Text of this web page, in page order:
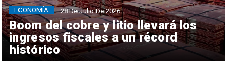
Boom del cobre y litio llevará los
ingresos fiscales a un récord
histórico
ECONOMÍA 28 De Julio De 2026